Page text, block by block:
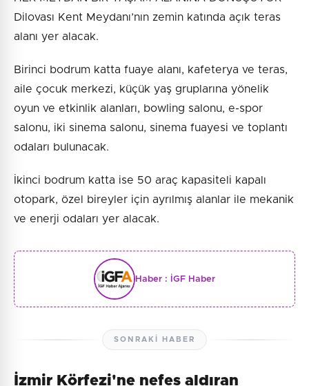
Dilovası Kent Meydanı’nın zemin katında açık teras
alanı yer alacak.
Birinci bodrum katta fuaye alanı, kafeterya ve teras,
aile çocuk merkezi, küçük yaş gruplarına yönelik
oyun ve etkinlik alanları, bowling salonu, e-spor
salonu, iki sinema salonu, sinema fuayesi ve toplantı
odaları bulunacak.
İkinci bodrum katta ise 50 araç kapasiteli kapalı
otopark, özel bireyler için ayrılmış alanlar ile mekanik
ve enerji odaları yer alacak.
Haber : İGF Haber
SONRAKI HABER
İzmir Körfezi'ne nefes aldıran